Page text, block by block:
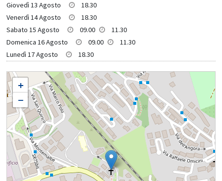
Giovedì 13 Agosto
18.30
Venerdì 14 Agosto
18.30
Sabato 15 Agosto
09.00
11.30
Domenica 16 Agosto
09.00
11.30
Lunedì 17 Agosto
18.30
SAN BARNABA IN PERUGIA
+
−